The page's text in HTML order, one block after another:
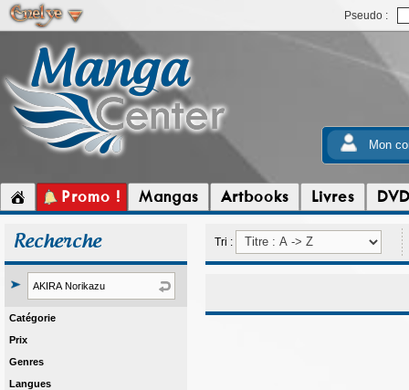
Pseudo :
Mon
Promo ! Mangas Artbooks Livres DVD
Recherche
Catégorie
Prix
Genres
Langues
Tri :